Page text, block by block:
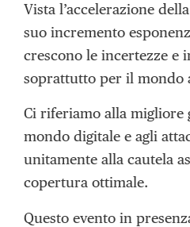
Vista l’accelerazione
suo incremento
crescono le incertezze e
soprattutto per il mondo
Ci riferiamo alla migliore
mondo digitale e agli
unitamente alla cautela
copertura ottimale.
Questo evento in